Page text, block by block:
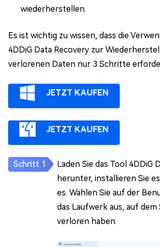
wiederherstellen.
Es ist wichtig zu wissen, dass die
4DDiG Data Recovery zur
verlorenen Daten nur 3 Schritte
JETZT KAUFEN
JETZT KAUFEN
Laden Sie das Tool 4DDiG
herunter, installieren Sie
es. Wählen Sie auf der
das Laufwerk aus, auf
verloren haben.